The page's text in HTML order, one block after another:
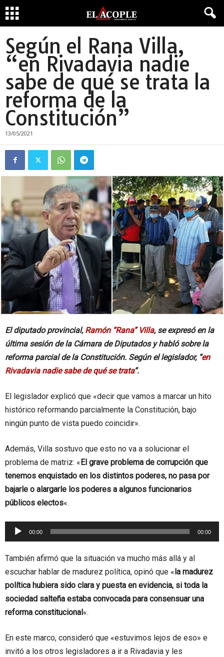
Según el Rana Villa,
“en Rivadavia nadie
sabe de qué se trata la
reforma de la
Constitución”
13/05/2021
El diputado provincial, Ramón “Rana” Villa, se expresó en la
última sesión de la Cámara de Diputados y habló sobre la
reforma parcial de la Constitución. Según el legislador, “en
Rivadavia nadie sabe de qué se trata”.
El legislador explicó que «decir que vamos a marcar un hito
histórico reformando parcialmente la Constitución, bajo
ningún punto de vista puedo coincidir».
Además, Villa sostuvo que esto no va a solucionar el
problema de matriz: «El grave problema de corrupción que
tenemos enquistado en los distintos poderes, no pasa por
bajarle o alargarle los poderes a algunos funcionarios
públicos electos«.
Reproductor
00:00 00:00
También afirmó que la situación va mucho más allá y al
escuchar hablar de madurez política, opinó que «la madurez
política hubiera sido clara y puesta en evidencia, si toda la
sociedad salteña estaba convocada para consensuar una
reforma constitucional«.
En este marco, consideró que «estuvimos lejos de eso» e
invitó a los otros legisladores a ir a Rivadavia y les